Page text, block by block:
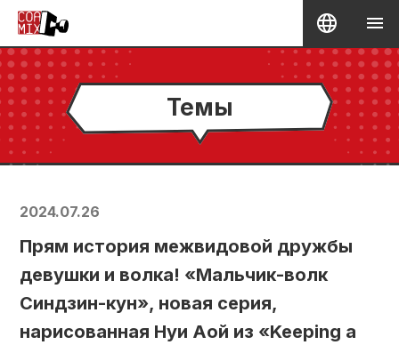
Темы
2024.07.26
Прям история межвидовой дружбы
девушки и волка! «Мальчик-волк
Синдзин-кун», новая серия,
нарисованная Нуи Аой из «Keeping a